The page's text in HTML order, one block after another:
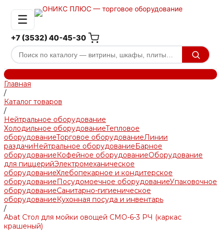
☰
+7 (3532) 40-45-30
Главная
/
Каталог товаров
/
Нейтральное оборудование
Холодильное оборудованиеТепловое
оборудованиеТорговое оборудованиеЛинии
раздачиНейтральное оборудованиеБарное
оборудованиеКофейное оборудованиеОборудование
для пиццерийЭлектромеханическое
оборудованиеХлебопекарное и кондитерское
оборудованиеПосудомоечное оборудованиеУпаковочное
оборудованиеСанитарно-гигиеническое
оборудованиеКухонная посуда и инвентарь
/
Abat Стол для мойки овощей СМО-6-3 РЧ (каркас
крашеный)